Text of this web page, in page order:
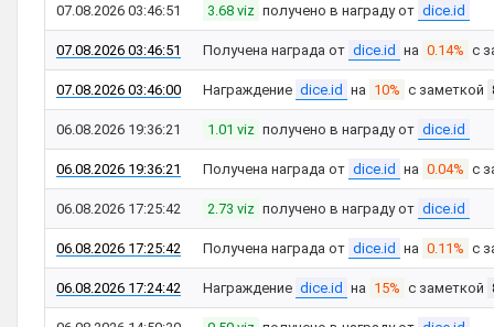
07.08.2026 03:46:51 3.68 viz получено в награду от dice.id
07.08.2026 03:46:51 Получена награда от dice.id на 0.14% с
07.08.2026 03:46:00 Награждение dice.id на 10% с заметкой
06.08.2026 19:36:21 1.01 viz получено в награду от dice.id
06.08.2026 19:36:21 Получена награда от dice.id на 0.04% с
06.08.2026 17:25:42 2.73 viz получено в награду от dice.id
06.08.2026 17:25:42 Получена награда от dice.id на 0.11% с
06.08.2026 17:24:42 Награждение dice.id на 15% с заметкой